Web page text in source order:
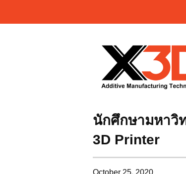
นักศึกษามหาวิ
3D Printer
October 25, 2020